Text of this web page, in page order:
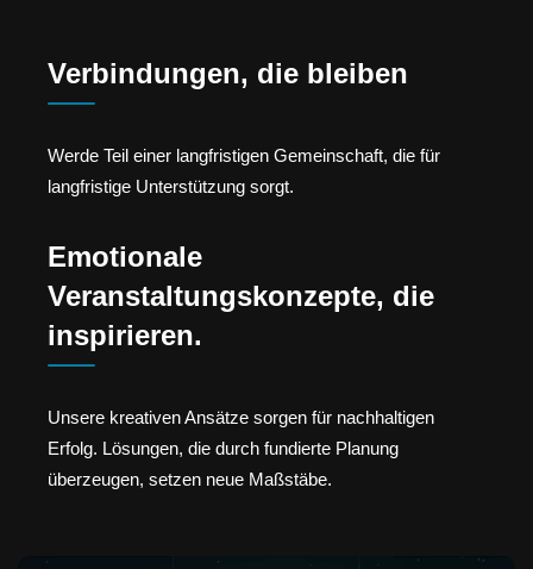
Verbindungen, die bleiben
Werde Teil einer langfristigen Gemeinschaft, die für
langfristige Unterstützung sorgt.
Emotionale
Veranstaltungskonzepte, die
inspirieren.
Unsere kreativen Ansätze sorgen für nachhaltigen
Erfolg. Lösungen, die durch fundierte Planung
überzeugen, setzen neue Maßstäbe.